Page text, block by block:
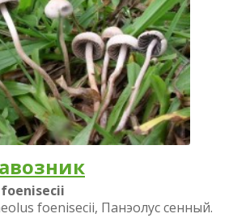
foenisecii, Панэолус cенный.